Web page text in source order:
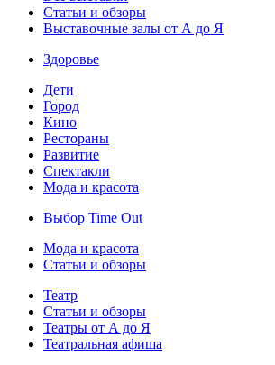
Статьи и обзоры
Выставочные залы от А до Я
Здоровье
Дети
Город
Кино
Рестораны
Развитие
Спектакли
Мода и красота
Выбор Time Out
Мода и красота
Статьи и обзоры
Театр
Статьи и обзоры
Театры от А до Я
Театральная афиша